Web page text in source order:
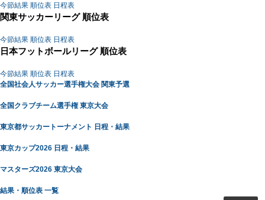
今節結果 順位表 日程表
関東サッカーリーグ 順位表
今節結果 順位表 日程表
日本フットボールリーグ 順位表
今節結果 順位表 日程表
全国社会人サッカー選手権大会 関東予選
全国クラブチーム選手権 東京大会
東京都サッカートーナメント 日程・結果
東京カップ2026 日程・結果
マスターズ2026 東京大会
結果・順位表 一覧